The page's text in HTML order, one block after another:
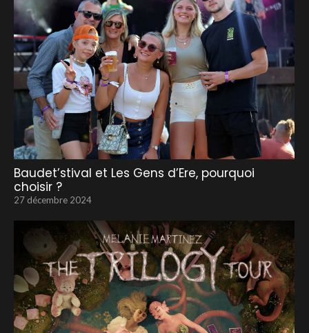
Baudet’stival et Les Gens d’Ere, pourquoi
choisir ?
27 décembre 2024